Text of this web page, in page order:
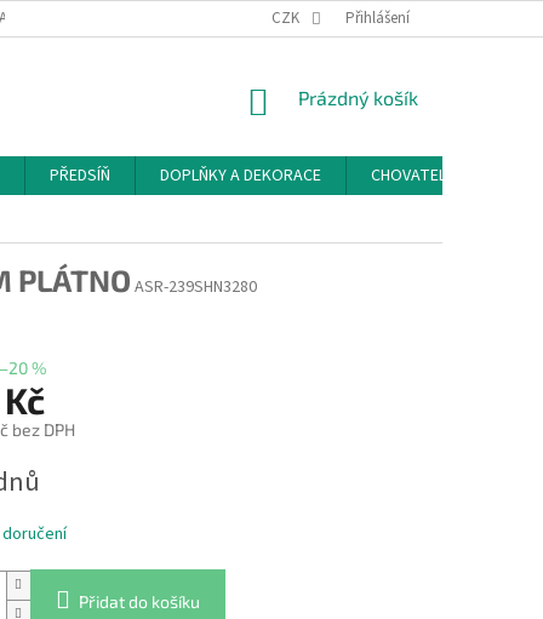
A ODSTOUPENÍ OD SMLOUVY PODMÍNKY OCHRANY OSOBNÍCH ÚDAJŮ
CZK Přihlášení
NÁKUPNÍ
Prázdný košík
PŘEDSÍŇ DOPLŇKY A DEKORACE CHOVATELSKÉ
PLÁTNO ASR-239SHN3280
%
bez DPH
Přidat do košíku